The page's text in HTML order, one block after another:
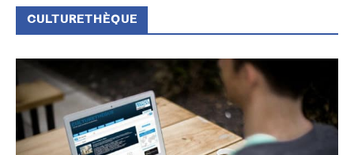
CULTURETHÈQUE